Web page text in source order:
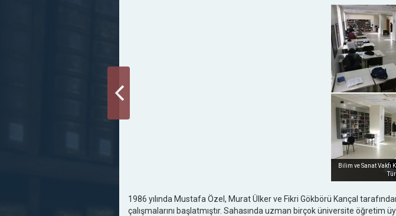
Bilim ve Sanat Vakfı
1986 yılında Mustafa Özel, Murat Ülker ve Fikri Gökbörü Kançal
çalışmalarını başlatmıştır. Sahasında uzman birçok üniversite öğretim